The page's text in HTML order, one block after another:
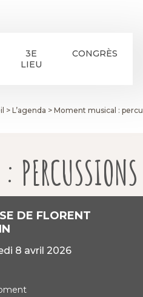
3E
LIEU
CONGRÈS
> L’agenda > Moment musical :
PERCUSSIONS
DE FLORENT
8 avril 2026